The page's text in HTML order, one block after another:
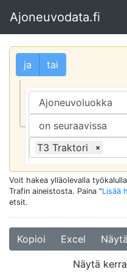
Ajoneuvodata.fi
ja tai
T3 Traktori ×
Voit hakea ylläolevalla työkalulla
Trafin aineistosta. Paina "Lisää
etsit.
Kopioi Excel
Näytä